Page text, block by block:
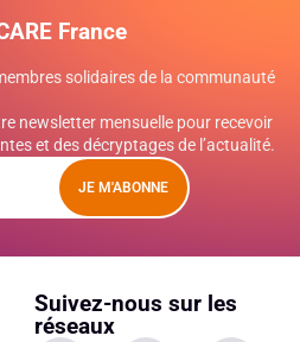
France
solidaires de la communauté
newsletter mensuelle pour recevoir
et des décryptages de l’actualité.
JE M'ABONNE
Suivez-nous sur les
réseaux